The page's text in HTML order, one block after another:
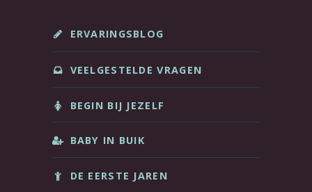
ERVARINGSBLOG
VEELGESTELDE VRAGEN
BEGIN BIJ JEZELF
BABY IN BUIK
DE EERSTE JAREN